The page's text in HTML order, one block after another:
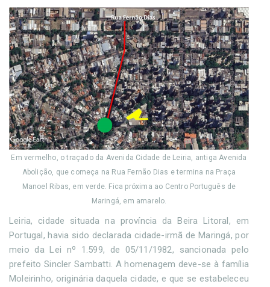
Em vermelho, o traçado da Avenida Cidade de Leiria, antiga Avenida
Abolição, que começa na Rua Fernão Dias e termina na Praça
Manoel Ribas, em verde. Fica próxima ao Centro Português de
Maringá, em amarelo.
Leiria, cidade situada na província da Beira Litoral, em
Portugal, havia sido declarada cidade-irmã de Maringá, por
meio da Lei nº 1.599, de 05/11/1982, sancionada pelo
prefeito Sincler Sambatti. A homenagem deve-se à família
Moleirinho, originária daquela cidade, e que se estabeleceu